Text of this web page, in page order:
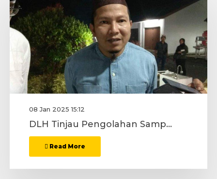
08 Jan 2025 15:12
DLH Tinjau Pengolahan Sampah Menjadi BBM
Read More